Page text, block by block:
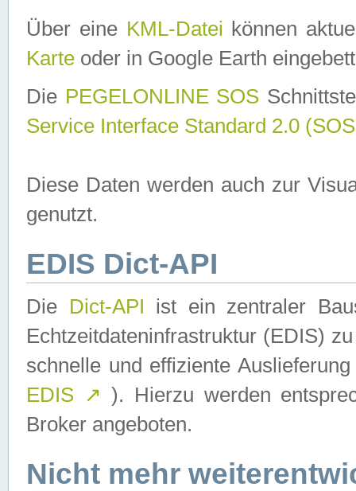
Über eine KML-Datei können
Karte oder in Google Earth
Die PEGELONLINE SOS
Service Interface Standard 2.0
Diese Daten werden auch zur
genutzt.
EDIS Dict-API
Die Dict-API ist ein zentraler
Echtzeitdateninfrastruktur (EDIS)
schnelle und effiziente
EDIS ↗ ). Hierzu werden
Broker angeboten.
Nicht mehr